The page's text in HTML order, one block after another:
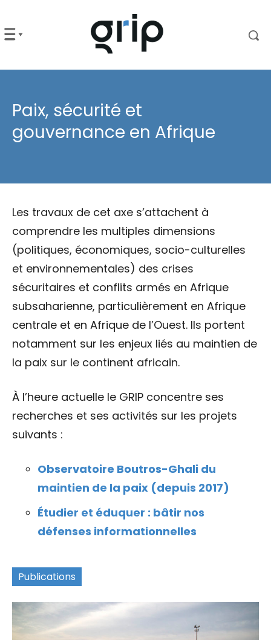
Paix, sécurité et
gouvernance en Afrique
Les travaux de cet axe s’attachent à
comprendre les multiples dimensions
(politiques, économiques, socio-culturelles
et environnementales) des crises
sécuritaires et conflits armés en Afrique
subsaharienne, particulièrement en Afrique
centrale et en Afrique de l’Ouest. Ils portent
notamment sur les enjeux liés au maintien de
la paix sur le continent africain.
À l’heure actuelle le GRIP concentre ses
recherches et ses activités sur les projets
suivants :
Observatoire Boutros-Ghali du
maintien de la paix (depuis 2017)
Étudier et éduquer : bâtir nos
défenses informationnelles
Publications